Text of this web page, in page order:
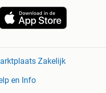
Zakelijk
en Info